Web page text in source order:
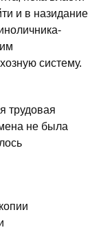
и в назидание
систему.
трудовая
не была